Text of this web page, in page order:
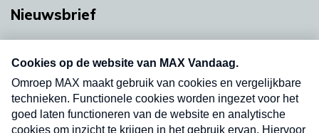
Nieuwsbrief
Neem hier een gratis abonnement op onze
nieuwsbrief. Elke vrijdag- en dinsdagochtend in
uw mailbox.
Verzend